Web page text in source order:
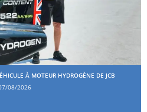
À MOTEUR HYDROGÈNE DE JCB
08/2026